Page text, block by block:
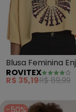
Blusa Feminina
(Amarelo)
ROVITEX
R$ 35,19R$ 89,99